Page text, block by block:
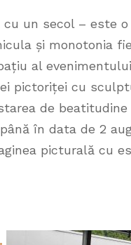
un secol – este
și monotonia
al
pictoriței cu
de
în data de 2
picturală cu